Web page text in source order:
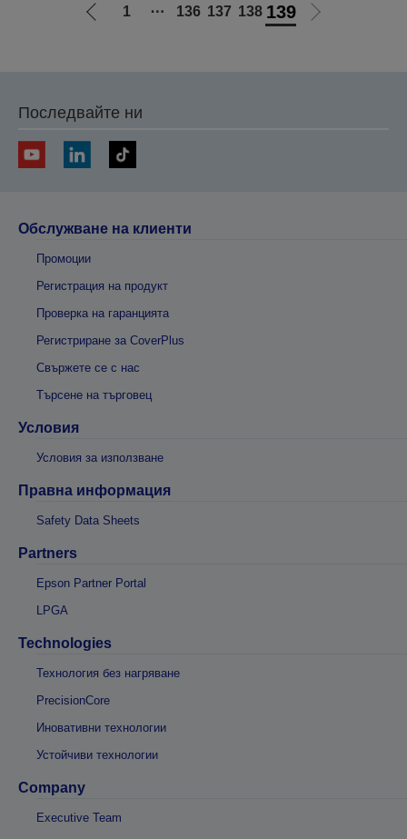
Отиди
1 ⋯ 136 137 138 139
Отиди
Последвайте ни
Обслужване на клиенти
Промоции
Регистрация на продукт
Проверка на гаранцията
Регистриране за CoverPlus
Свържете се с нас
Търсене на търговец
Условия
Условия за използване
Правна информация
Safety Data Sheets
Partners
Epson Partner Portal
LPGA
Technologies
Технология без нагряване
PrecisionCore
Иновативни технологии
Устойчиви технологии
Company
Executive Team